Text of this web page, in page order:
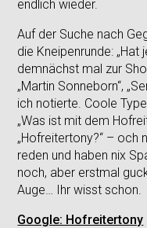
endlich wieder.
Auf der Suche nach
die Kneipenrunde: „Hat
demnächst mal zur
„Martin Sonneborn“,
ich notierte. Coole
„Was ist mit dem
„Hofreitertony?“ – och
reden und haben nix
noch, aber erstmal
Auge… Ihr wisst schon.
Google: Hofreitertony